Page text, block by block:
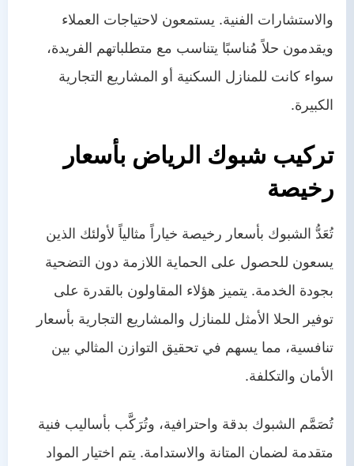
والاستشارات الفنية. يستمعون لاحتياجات العملاء
ويقدمون حلاً مُناسبًا يتناسب مع متطلباتهم الفريدة،
سواء كانت للمنازل السكنية أو المشاريع التجارية
الكبيرة.
تركيب شبوك الرياض بأسعار
رخيصة
تُعَدُّ الشبوك بأسعار رخيصة خياراً مثالياً لأولئك الذين
يسعون للحصول على الحماية اللازمة دون التضحية
بجودة الخدمة. يتميز هؤلاء المقاولون بالقدرة على
توفير الحلا الأمثل للمنازل والمشاريع التجارية بأسعار
تنافسية، مما يسهم في تحقيق التوازن المثالي بين
الأمان والتكلفة.
تُصَمَّم الشبوك بدقة واحترافية، وتُرَكَّب بأساليب فنية
متقدمة لضمان المتانة والاستدامة. يتم اختيار المواد